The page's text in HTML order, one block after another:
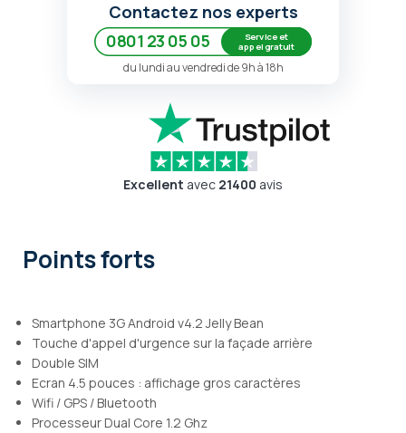
Contactez nos experts
0801 23 05 05
Service et
appel gratuit
du lundi au vendredi de 9h à 18h
Excellent avec 21400 avis
Points forts
Smartphone 3G Android v4.2 Jelly Bean
Touche d'appel d'urgence sur la façade arrière
Double SIM
Ecran 4.5 pouces : affichage gros caractères
Wifi / GPS / Bluetooth
Processeur Dual Core 1.2 Ghz